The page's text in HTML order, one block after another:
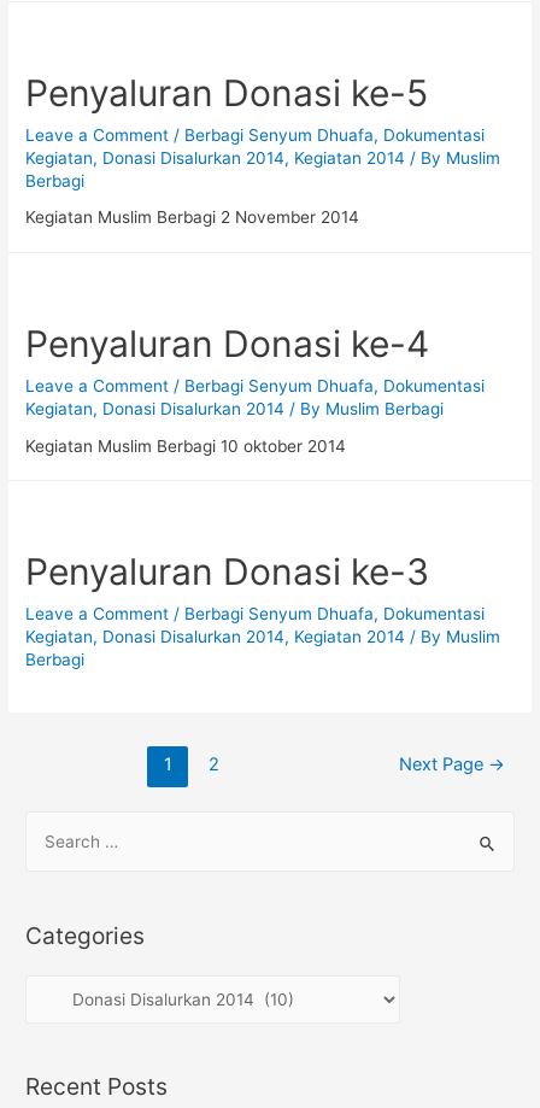
Penyaluran Donasi ke-5
Leave a Comment / Berbagi Senyum Dhuafa, Dokumentasi
Kegiatan, Donasi Disalurkan 2014, Kegiatan 2014 / By Muslim
Berbagi
Kegiatan Muslim Berbagi 2 November 2014
Penyaluran Donasi ke-4
Leave a Comment / Berbagi Senyum Dhuafa, Dokumentasi
Kegiatan, Donasi Disalurkan 2014 / By Muslim Berbagi
Kegiatan Muslim Berbagi 10 oktober 2014
Penyaluran Donasi ke-3
Leave a Comment / Berbagi Senyum Dhuafa, Dokumentasi
Kegiatan, Donasi Disalurkan 2014, Kegiatan 2014 / By Muslim
Berbagi
1 2 Next Page →
r
r
Categories
e
Recent Posts